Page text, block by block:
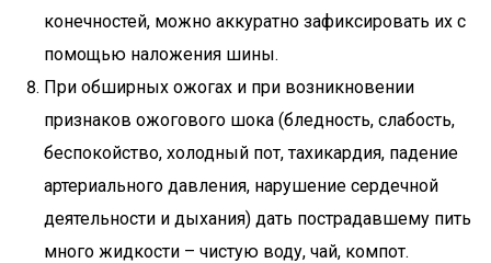
конечностей, можно аккуратно зафиксировать их с
помощью наложения шины.
При обширных ожогах и при возникновении
признаков ожогового шока (бледность, слабость,
беспокойство, холодный пот, тахикардия, падение
артериального давления, нарушение сердечной
деятельности и дыхания) дать пострадавшему пить
много жидкости – чистую воду, чай, компот.